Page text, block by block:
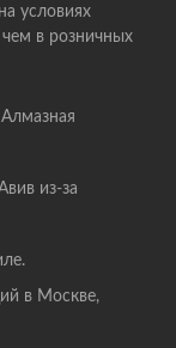
условиях
в розничных
из-за
в Москве,